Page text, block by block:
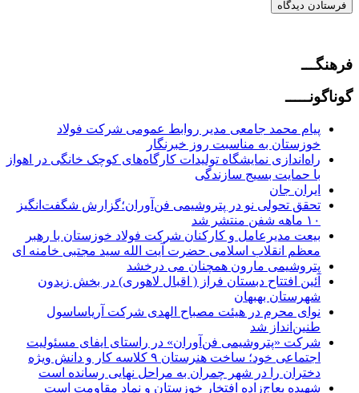
فرهنگـــ
گوناگونـــــ
پیام محمد جامعی مدیر روابط عمومی شرکت فولاد
خوزستان به مناسبت روز خبرنگار
راه‌اندازی نمایشگاه تولیدات کارگاه‌های کوچک خانگی در اهواز
با حمایت بسیج سازندگی
ایران جان
تحقق تحولی نو در پتروشیمی فن‌آوران؛گزارش شگفت‌انگیز
۱۰ ماهه شفن منتشر شد
بیعت مدیرعامل و کارکنان شرکت فولاد خوزستان با رهبر
معظم انقلاب اسلامی حضرت آیت الله سید مجتبی خامنه ای
پتروشیمی مارون همچنان می درخشد
آئین افتتاح دبستان فراز ( اقبال لاهوری) در بخش زیدون
شهرستان بهبهان
نوای محرم در هیئت مصباح الهدی شرکت آریاساسول
طنین‌انداز شد
شرکت «پتروشیمی فن‌آوران» در راستای ایفای مسئولیت
اجتماعی خود؛ ساخت هنرستان ۹ کلاسه کار و دانش ویژه
دختران را در شهر چمران به مراحل نهایی رسانده است
شهیده بعاج‌زاده افتخار خوزستان و نماد مقاومت است